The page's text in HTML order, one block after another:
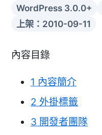
WordPress 3.0.0+
上架：2010-09-11
內容目錄
1 內容簡介
2 外掛標籤
3 開發者團隊